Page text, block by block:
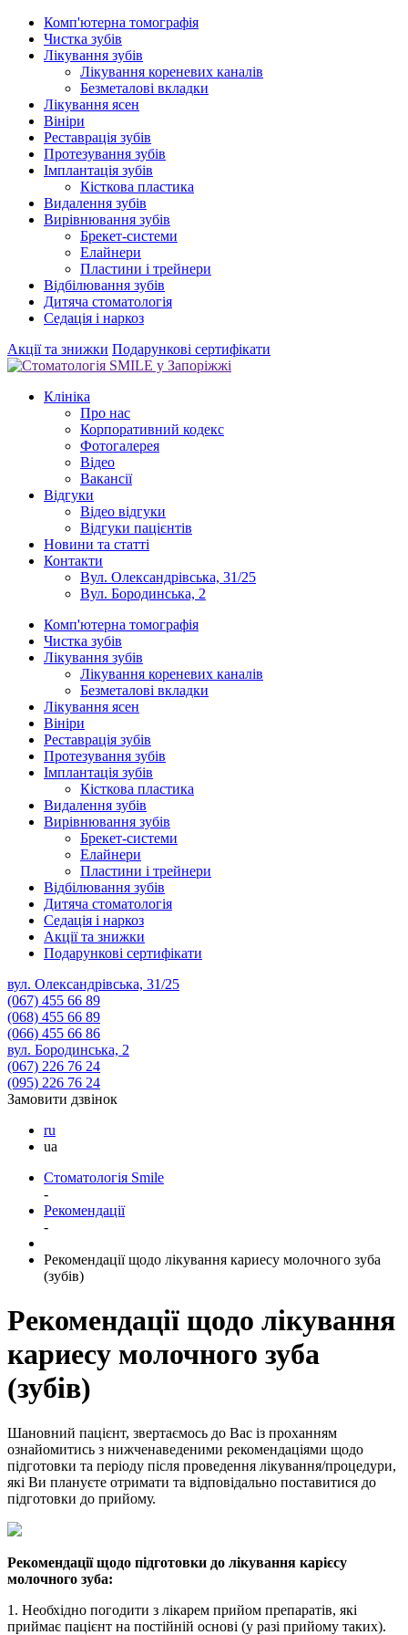
Комп'ютерна томографія
Чистка зубів
Лікування зубів
Лікування кореневих каналів
Безметалові вкладки
Лікування ясен
Вініри
Реставрація зубів
Протезування зубів
Імплантація зубів
Кісткова пластика
Видалення зубів
Вирівнювання зубів
Брекет-системи
Елайнери
Пластини і трейнери
Відбілювання зубів
Дитяча стоматологія
Седація і наркоз
Акції та знижки Подарункові сертифікати
Клініка
Про нас
Корпоративний кодекс
Фотогалерея
Відео
Вакансії
Відгуки
Відео відгуки
Відгуки пацієнтів
Новини та статті
Контакти
Вул. Олександрівська, 31/25
Вул. Бородинська, 2
Комп'ютерна томографія
Чистка зубів
Лікування зубів
Лікування кореневих каналів
Безметалові вкладки
Лікування ясен
Вініри
Реставрація зубів
Протезування зубів
Імплантація зубів
Кісткова пластика
Видалення зубів
Вирівнювання зубів
Брекет-системи
Елайнери
Пластини і трейнери
Відбілювання зубів
Дитяча стоматологія
Седація і наркоз
Акції та знижки
Подарункові сертифікати
вул. Олександрівська, 31/25
(067) 455 66 89
(068) 455 66 89
(066) 455 66 86
вул. Бородинська, 2
(067) 226 76 24
(095) 226 76 24
Замовити дзвінок
ru
ua
Стоматологія Smile
-
Рекомендації
-
Рекомендації щодо лікування кариесу молочного зуба
(зубів)
Рекомендації щодо лікування
кариесу молочного зуба
(зубів)
Шановний пацієнт, звертаємось до Вас із проханням
ознайомитись з нижченаведеними рекомендаціями щодо
підготовки та періоду після проведення лікування/процедури,
які Ви плануєте отримати та відповідально поставитися до
підготовки до прийому.
Рекомендації щодо підготовки до лікування карієсу
молочного зуба:
1. Необхідно погодити з лікарем прийом препаратів, які
приймає пацієнт на постійній основі (у разі прийому таких).